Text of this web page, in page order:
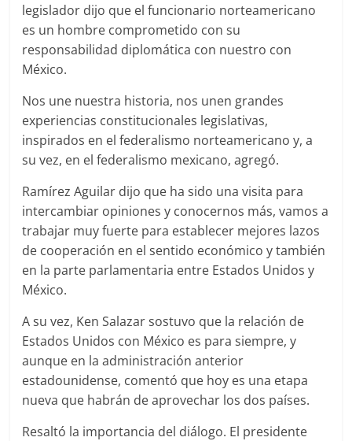
legislador dijo que el funcionario norteamericano
es un hombre comprometido con su
responsabilidad diplomática con nuestro con
México.
Nos une nuestra historia, nos unen grandes
experiencias constitucionales legislativas,
inspirados en el federalismo norteamericano y, a
su vez, en el federalismo mexicano, agregó.
Ramírez Aguilar dijo que ha sido una visita para
intercambiar opiniones y conocernos más, vamos a
trabajar muy fuerte para establecer mejores lazos
de cooperación en el sentido económico y también
en la parte parlamentaria entre Estados Unidos y
México.
A su vez, Ken Salazar sostuvo que la relación de
Estados Unidos con México es para siempre, y
aunque en la administración anterior
estadounidense, comentó que hoy es una etapa
nueva que habrán de aprovechar los dos países.
Resaltó la importancia del diálogo. El presidente